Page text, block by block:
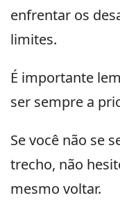
enfrentar os
limites.
É importante
ser sempre a
Se você não se
trecho, não
mesmo voltar.